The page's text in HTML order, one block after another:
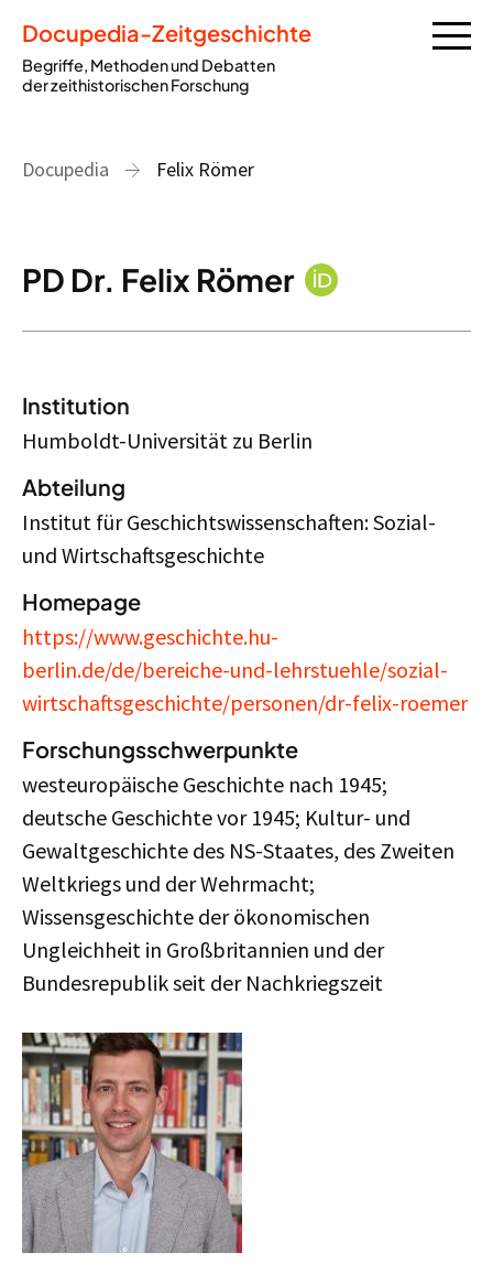
Docupedia-Zeitgeschichte
Begriffe, Methoden und Debatten
der zeithistorischen Forschung
Docupedia Felix Römer
PD Dr. Felix Römer
Institution
Humboldt-Universität zu Berlin
Abteilung
Institut für Geschichtswissenschaften: Sozial-
und Wirtschaftsgeschichte
Homepage
https://www.geschichte.hu-
berlin.de/de/bereiche-und-lehrstuehle/sozial-
wirtschaftsgeschichte/personen/dr-felix-roemer
Forschungsschwerpunkte
westeuropäische Geschichte nach 1945;
deutsche Geschichte vor 1945; Kultur- und
Gewaltgeschichte des NS-Staates, des Zweiten
Weltkriegs und der Wehrmacht;
Wissensgeschichte der ökonomischen
Ungleichheit in Großbritannien und der
Bundesrepublik seit der Nachkriegszeit